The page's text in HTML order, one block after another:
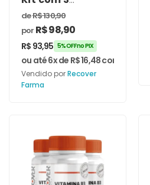
unidades de
Colágeno
Hidrolisado
500mg com
Vitamina C
300mg 120
Cápsulas
deR$130,90
por R$98,90
R$ 93,95 5% OFF no PIX
ou até 6x de R$16,48com juros
Vendido porRecover
Farma